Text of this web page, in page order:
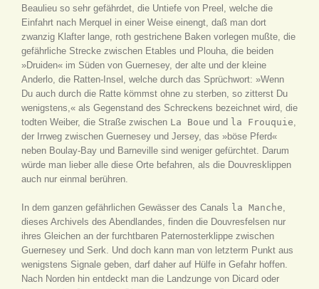
Beaulieu so sehr gefährdet, die Untiefe von Preel, welche die
Einfahrt nach Merquel in einer Weise einengt, daß man dort
zwanzig Klafter lange, roth gestrichene Baken vorlegen mußte, die
gefährliche Strecke zwischen Etables und Plouha, die beiden
»Druiden« im Süden von Guernesey, der alte und der kleine
Anderlo, die Ratten-Insel, welche durch das Sprüchwort: »Wenn
Du auch durch die Ratte kömmst ohne zu sterben, so zitterst Du
wenigstens,« als Gegenstand des Schreckens bezeichnet wird, die
todten Weiber, die Straße zwischen La Boue und la Frouquie
der Irrweg zwischen Guernesey und Jersey, das »böse Pferd«
neben Boulay-Bay und Barneville sind weniger gefürchtet. Darum
würde man lieber alle diese Orte befahren, als die Douvresklippen
auch nur einmal berühren.
In dem ganzen gefährlichen Gewässer des Canals la Manche
dieses Archivels des Abendlandes, finden die Douvresfelsen nur
ihres Gleichen an der furchtbaren Paternosterklippe zwischen
Guernesey und Serk. Und doch kann man von letzterm Punkt aus
wenigstens Signale geben, darf daher auf Hülfe in Gefahr hoffen.
Nach Norden hin entdeckt man die Landzunge von Dicard oder